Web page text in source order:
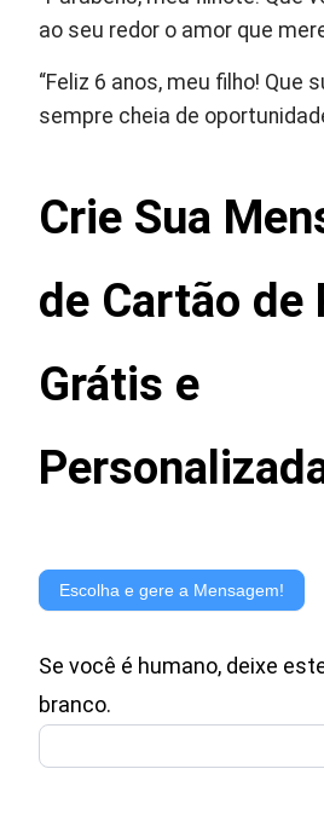
ao seu redor o amor que
“Feliz 6 anos, meu filho! Que
sempre cheia de
Crie Sua
de Cartão de
Grátis e
de
para
Cartão
Escolha e gere a Mensagem!
Se você é humano, deixe
branco.